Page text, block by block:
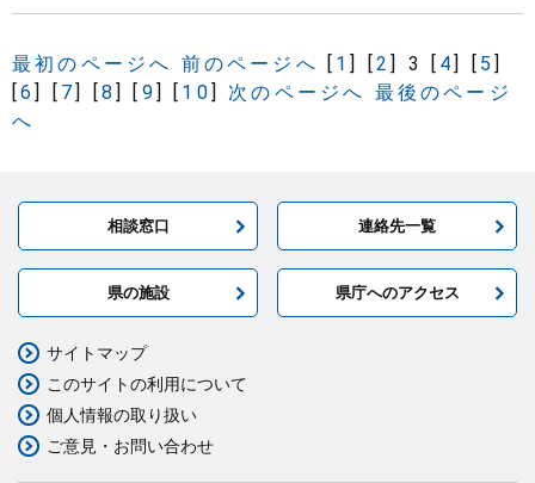
最初のページへ 前のページへ [ 1] [2] 3 [ 4] [ 5]
[6] [ 7] [8] [ 9] [ 10] 次のページへ 最後のページ
へ
相談窓口 連絡先一覧
県の施設 県庁へのアクセス
サイトマップ
このサイトの利用について
個人情報の取り扱い
ご意見・お問い合わせ